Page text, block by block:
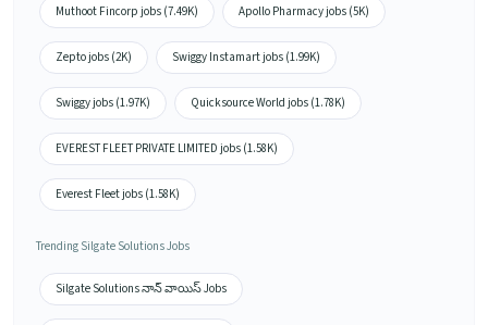
Muthoot Fincorp jobs (7.49K) Apollo Pharmacy jobs (5K)
Zepto jobs (2K) Swiggy Instamart jobs (1.99K)
Swiggy jobs (1.97K) Quicksource World jobs (1.78K)
EVEREST FLEET PRIVATE LIMITED jobs (1.58K)
Everest Fleet jobs (1.58K)
Trending Silgate Solutions Jobs
Silgate Solutions నాన్ వాయిస్ Jobs